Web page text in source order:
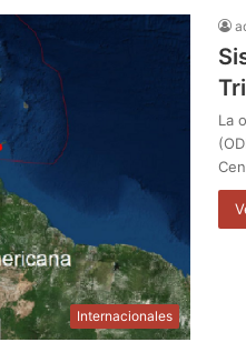
Internacionales
La